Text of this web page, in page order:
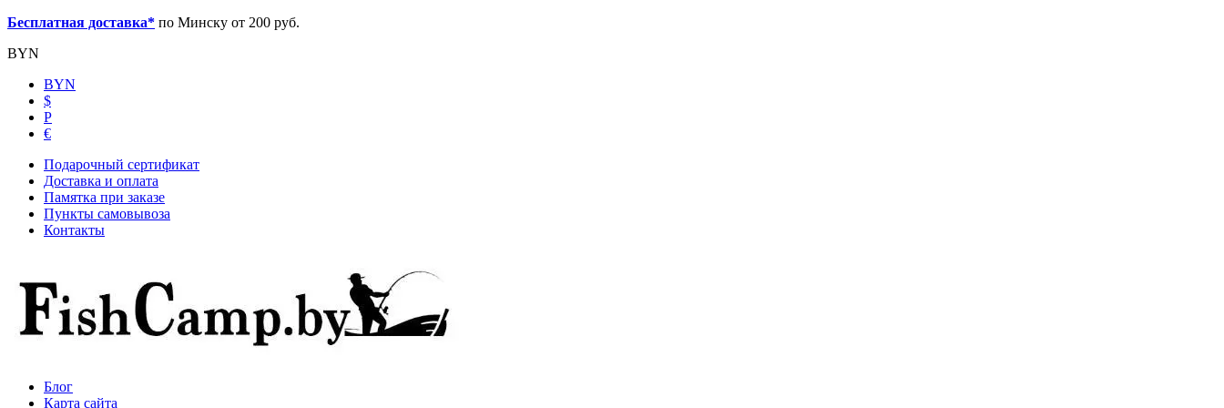
Бесплатная доставка* по Минску от 200 руб.
BYN
BYN
$
Р
€
Подарочный сертификат
Доставка и оплата
Памятка при заказе
Пункты самовывоза
Контакты
Блог
Карта сайта